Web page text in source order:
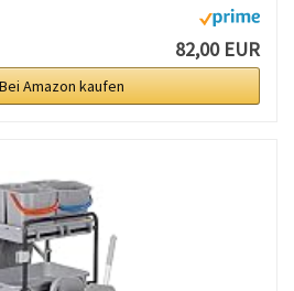
82,00 EUR
Amazon kaufen